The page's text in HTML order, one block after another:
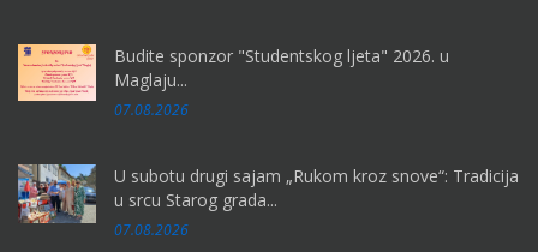
Budite sponzor "Studentskog ljeta" 2026. u
Maglaju...
07.08.2026
U subotu drugi sajam „Rukom kroz snove“: Tradicija
u srcu Starog grada...
07.08.2026